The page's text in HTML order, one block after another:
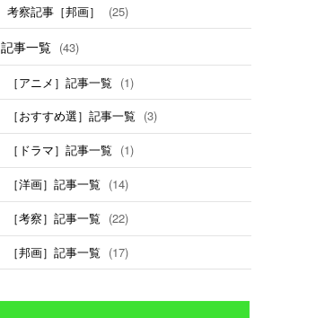
考察記事［邦画］ (25)
記事一覧 (43)
［アニメ］記事一覧 (1)
［おすすめ選］記事一覧 (3)
［ドラマ］記事一覧 (1)
［洋画］記事一覧 (14)
［考察］記事一覧 (22)
［邦画］記事一覧 (17)